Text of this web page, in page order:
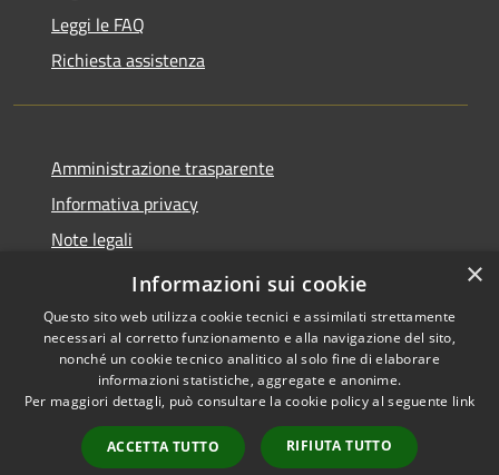
Leggi le FAQ
Richiesta assistenza
Amministrazione trasparente
Informativa privacy
Note legali
Dichiarazione di accessibilità
Accessibilità
Copyright © 2026 • Comune di
Castano Primo • Powered by
Municipium•
Accesso
redazione
×
Informazioni sui cookie
Questo sito web utilizza cookie tecnici e assimilati strettamente
necessari al corretto funzionamento e alla navigazione del sito,
nonché un cookie tecnico analitico al solo fine di elaborare
informazioni statistiche, aggregate e anonime.
Per maggiori dettagli, può consultare la cookie policy al seguente link
ACCETTA TUTTO RIFIUTA TUTTO